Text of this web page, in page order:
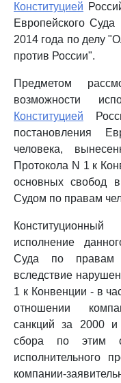
Конституцией
Европейского
2014 года по делу
против России".
Предметом
возможности
Конституцией
постановления
человека,
Протокола N 1 к
основных свобод
Судом по правам
исполнение
Суда по правам
вследствие
1 к Конвенции - в
отношении
санкций за 2000 и
сбора по этим
исполнительного
компании-